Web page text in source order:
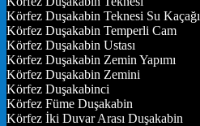
Körfez Duşakabin Teknesi Su Kaçağı
Körfez Duşakabin Temperli Cam
Körfez Duşakabin Ustası
Körfez Duşakabin Zemin Yapımı
Körfez Duşakabin Zemini
Körfez Duşakabinci
Körfez Füme Duşakabin
Körfez İki Duvar Arası Duşakabin